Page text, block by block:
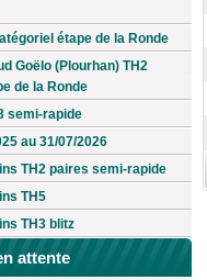
étape de la Ronde
Goëlo (Plourhan) TH2
de la Ronde
semi-rapide
au 31/07/2026
TH2 paires semi-rapide
TH5
TH3 blitz
attente